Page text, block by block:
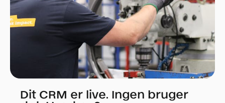
Dit CRM er live. Ingen bruger